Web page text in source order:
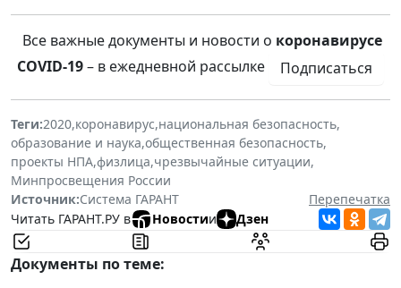
Все важные документы и новости о коронавирусе
COVID-19– в ежедневной рассылке Подписаться
Теги:2020,коронавирус,национальная безопасность,
образование и наука,общественная безопасность,
проекты НПА,физлица,чрезвычайные ситуации,
Минпросвещения России
Источник:Система ГАРАНТ
Перепечатка
Читать ГАРАНТ.РУ в
Новостии Дзен
Документы по теме: